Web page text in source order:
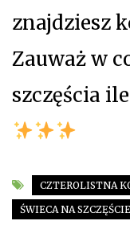
znajdziesz
Zauważ w
szczęścia
CZTEROLISTNA
ŚWIECA NA SZCZĘŚCIE